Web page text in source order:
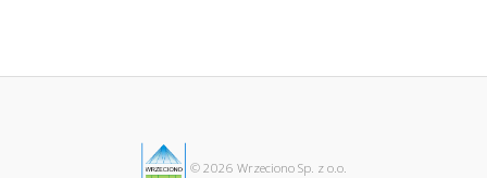
© 2026 Wrzeciono Sp. z o.o.